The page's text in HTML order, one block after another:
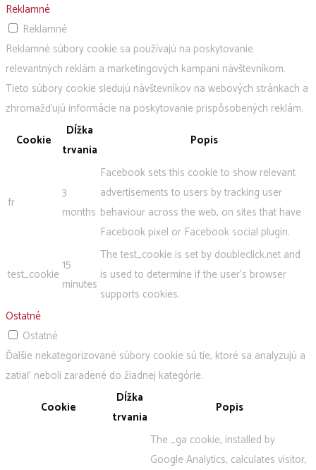
Reklamné
Reklamné
Reklamné súbory cookie sa používajú na poskytovanie
relevantných reklám a marketingových kampaní návštevníkom.
Tieto súbory cookie sledujú návštevníkov na webových stránkach a
zhromažďujú informácie na poskytovanie prispôsobených reklám.
Cookie
Dĺžka
trvania
Popis
fr
3
months
Facebook sets this cookie to show relevant
advertisements to users by tracking user
behaviour across the web, on sites that have
Facebook pixel or Facebook social plugin.
test_cookie
15
minutes
The test_cookie is set by doubleclick.net and
is used to determine if the user's browser
supports cookies.
Ostatné
Ostatné
Ďalšie nekategorizované súbory cookie sú tie, ktoré sa analyzujú a
zatiaľ neboli zaradené do žiadnej kategórie.
Cookie
Dĺžka
trvania
Popis
The _ga cookie, installed by
Google Analytics, calculates visitor,